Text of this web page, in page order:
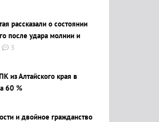
рассказали о состоянии
после удара молнии и
3
из Алтайского края в
60 %
и двойное гражданство